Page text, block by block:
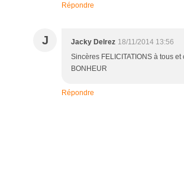
Répondre
J Jacky Delrez 18/11/2014 13:56
Sincères FELICITATIONS à tous
BONHEUR
Répondre